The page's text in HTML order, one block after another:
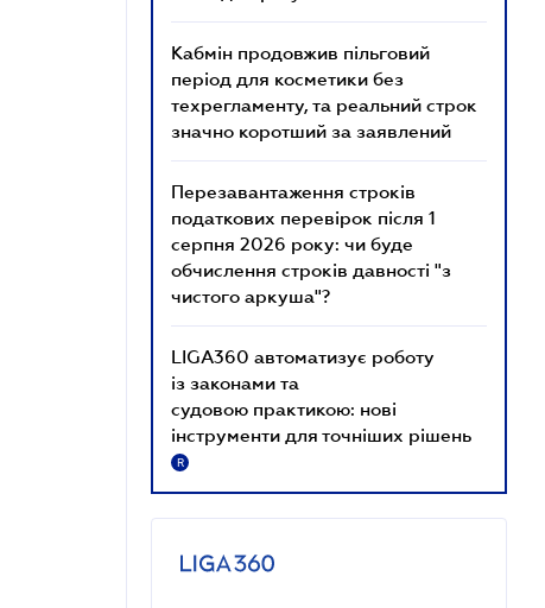
Кабмін продовжив пільговий
період для косметики без
техрегламенту, та реальний строк
значно коротший за заявлений
Перезавантаження строків
податкових перевірок після 1
серпня 2026 року: чи буде
обчислення строків давності "з
чистого аркуша"?
LIGA360 автоматизує роботу
із законами та
судовою практикою: нові
інструменти для точніших рішень
R